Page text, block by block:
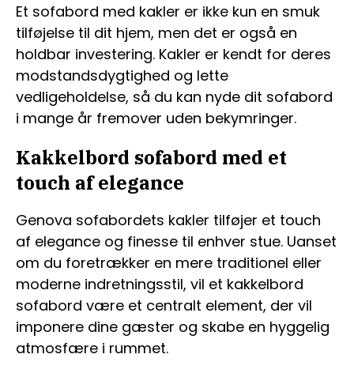
Et sofabord med kakler er ikke kun en smuk
tilføjelse til dit hjem, men det er også en
holdbar investering. Kakler er kendt for deres
modstandsdygtighed og lette
vedligeholdelse, så du kan nyde dit sofabord
i mange år fremover uden bekymringer.
Kakkelbord sofabord med et
touch af elegance
Genova sofabordets kakler tilføjer et touch
af elegance og finesse til enhver stue. Uanset
om du foretrækker en mere traditionel eller
moderne indretningsstil, vil et kakkelbord
sofabord være et centralt element, der vil
imponere dine gæster og skabe en hyggelig
atmosfære i rummet.